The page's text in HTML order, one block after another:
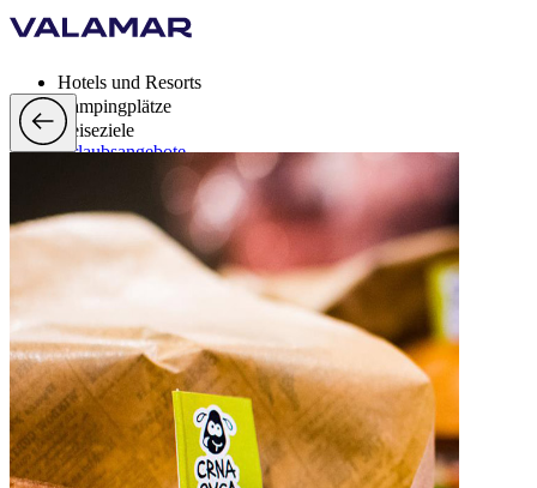
Hotels und Resorts
Campingplätze
Reiseziele
Urlaubsangebote
Valamar Rewards
Mehr
de, EUR